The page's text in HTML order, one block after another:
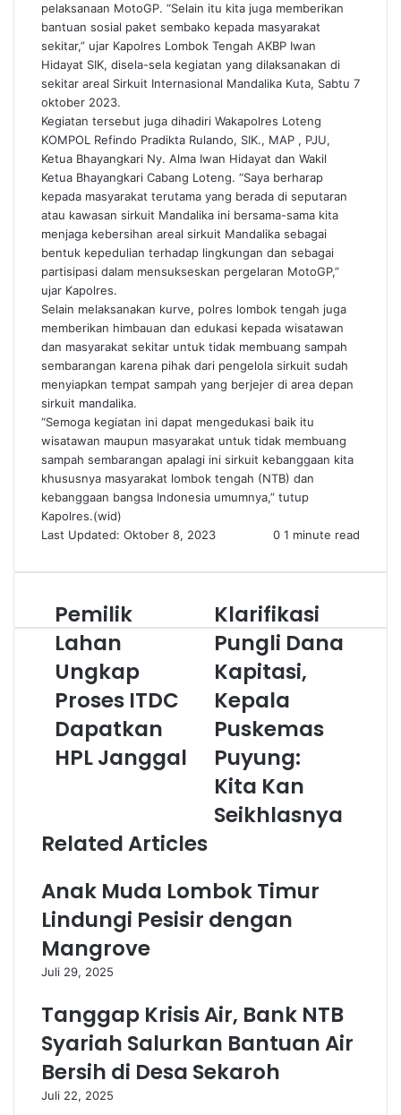
pelaksanaan MotoGP. “Selain itu kita juga memberikan
bantuan sosial paket sembako kepada masyarakat
sekitar,” ujar Kapolres Lombok Tengah AKBP Iwan
Hidayat SIK, disela-sela kegiatan yang dilaksanakan di
sekitar areal Sirkuit Internasional Mandalika Kuta, Sabtu 7
oktober 2023.
Kegiatan tersebut juga dihadiri Wakapolres Loteng
KOMPOL Refindo Pradikta Rulando, SIK., MAP , PJU,
Ketua Bhayangkari Ny. Alma Iwan Hidayat dan Wakil
Ketua Bhayangkari Cabang Loteng. “Saya berharap
kepada masyarakat terutama yang berada di seputaran
atau kawasan sirkuit Mandalika ini bersama-sama kita
menjaga kebersihan areal sirkuit Mandalika sebagai
bentuk kepedulian terhadap lingkungan dan sebagai
partisipasi dalam mensukseskan pergelaran MotoGP,”
ujar Kapolres.
Selain melaksanakan kurve, polres lombok tengah juga
memberikan himbauan dan edukasi kepada wisatawan
dan masyarakat sekitar untuk tidak membuang sampah
sembarangan karena pihak dari pengelola sirkuit sudah
menyiapkan tempat sampah yang berjejer di area depan
sirkuit mandalika.
“Semoga kegiatan ini dapat mengedukasi baik itu
wisatawan maupun masyarakat untuk tidak membuang
sampah sembarangan apalagi ini sirkuit kebanggaan kita
khususnya masyarakat lombok tengah (NTB) dan
kebanggaan bangsa Indonesia umumnya,” tutup
Kapolres.(wid)
Last Updated: Oktober 8, 2023
0 1 minute read
Pemilik
Lahan
Ungkap
Proses ITDC
Dapatkan
HPL Janggal
Klarifikasi
Pungli Dana
Kapitasi,
Kepala
Puskemas
Puyung:
Kita Kan
Seikhlasnya
Related Articles
Anak Muda Lombok Timur
Lindungi Pesisir dengan
Mangrove
Juli 29, 2025
Tanggap Krisis Air, Bank NTB
Syariah Salurkan Bantuan Air
Bersih di Desa Sekaroh
Juli 22, 2025